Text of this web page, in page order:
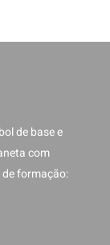
de base e
com
formação: